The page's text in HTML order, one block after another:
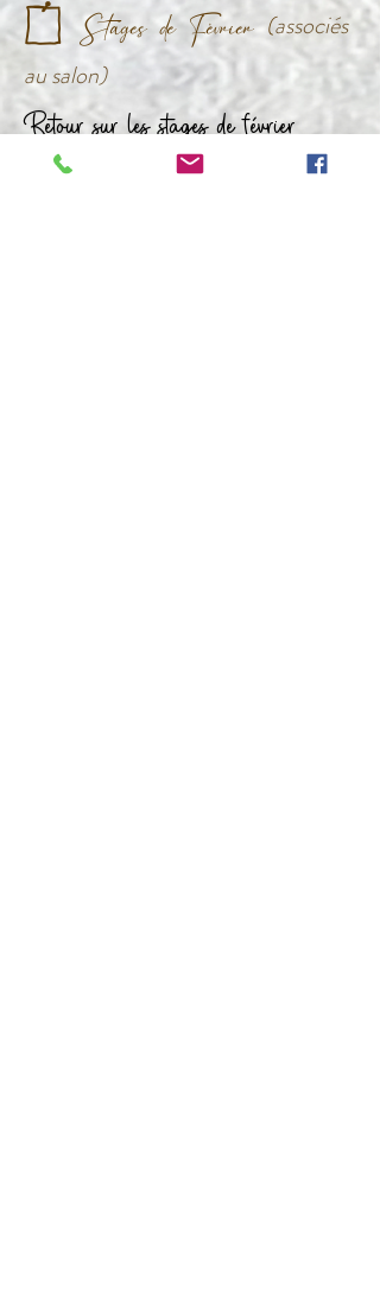
J Stages deFévrier (associés
au salon)
Retour sur les stages de février
2026...